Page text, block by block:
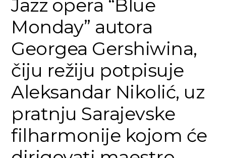
Jazz opera “Blue
Monday” autora
Georgea Gershiwina,
čiju režiju potpisuje
Aleksandar Nikolić, uz
pratnju Sarajevske
filharmonije kojom će